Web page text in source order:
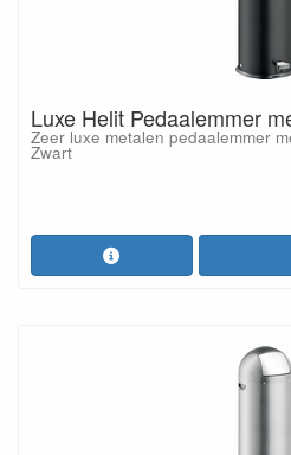
Luxe Helit Pedaalemmer
Zeer luxe metalen pedaalemmer
Zwart